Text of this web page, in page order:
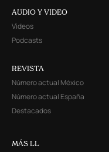
AUDIO Y VIDEO
Videos
Podcasts
REVISTA
Número actual México
Número actual España
Destacados
MÁS LL